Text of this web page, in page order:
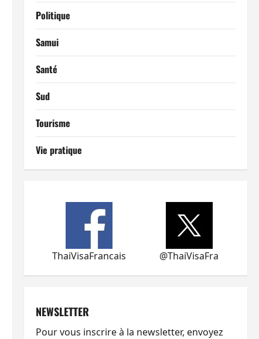
Politique
Samui
Santé
Sud
Tourisme
Vie pratique
ThaiVisaFrancais @ThaiVisaFra
NEWSLETTER
Pour vous inscrire à la newsletter, envoyez